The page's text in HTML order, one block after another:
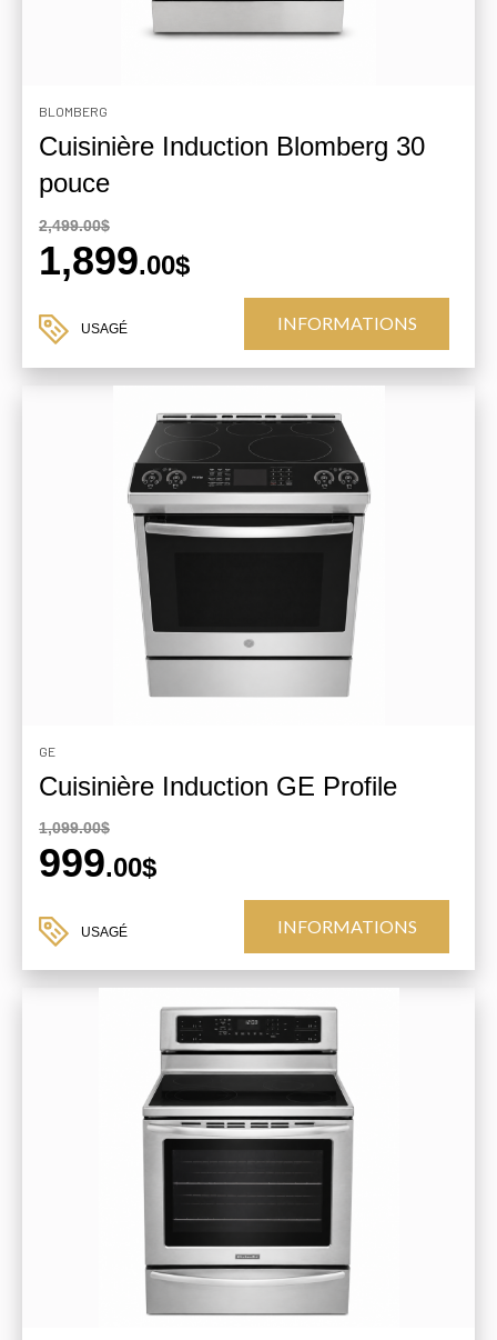
BLOMBERG
Cuisinière Induction Blomberg 30
pouce
2,499.00$
1,899.00$
USAGÉ INFORMATIONS
GE
Cuisinière Induction GE Profile
1,099.00$
999.00$
USAGÉ INFORMATIONS